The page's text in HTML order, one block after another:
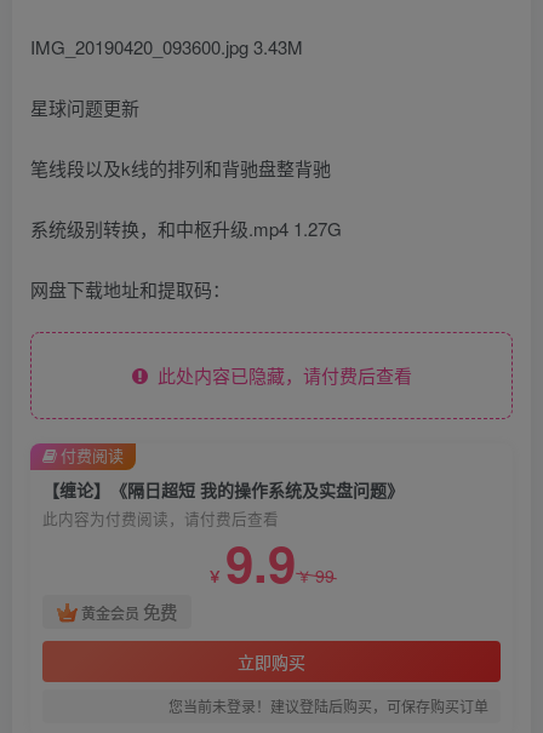
IMG_20190420_093600.jpg 3.43M
星球问题更新
笔线段以及k线的排列和背驰盘整背驰
系统级别转换，和中枢升级.mp4 1.27G
网盘下载地址和提取码：
此处内容已隐藏，请付费后查看
【缠论】《隔日超短 我的操作系统及实盘问题》
此内容为付费阅读，请付费后查看
￥ 9.9￥99
黄金会员 免费
立即购买
您当前未登录！建议登陆后购买，可保存购买订单
付费阅读